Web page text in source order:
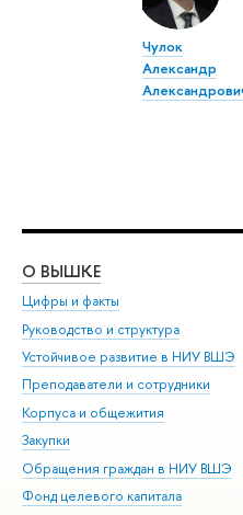
Чулок
Александр
О ВЫШКЕ
Цифры и факты
Руководство и структура
Устойчивое развитие в НИУ ВШЭ
Преподаватели и сотрудники
Корпуса и общежития
Закупки
Обращения граждан в НИУ ВШЭ
Фонд целевого капитала